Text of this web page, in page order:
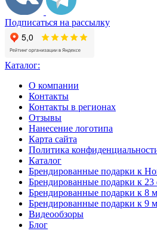
Подписаться на рассылку
Каталог:
О компании
Контакты
Контакты в регионах
Отзывы
Нанесение логотипа
Карта сайта
Политика
Каталог
Брендированные подарки к
Брендированные подарки к 23
Брендированные подарки к 8
Брендированные подарки к 9
Видеообзоры
Блог